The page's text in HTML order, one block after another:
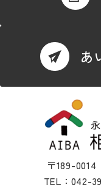
あ
〒189-
TEL：042-